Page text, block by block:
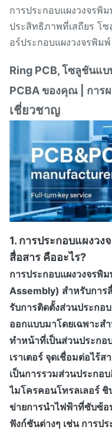
การประกอบแผงวงจรพิ
ประสิทธิภาพที่เสถียร โ
อร์ประกอบแผงวงจรพิมพ์
Ring PCB, โซลูชันแ
PCBA ของคุณ | การ
เชี่ยวชาญ
1. การประกอบแผงว
สื่อสาร คืออะไร?
การประกอบแผงวงจรพิ
Assembly) สำหรับการ
รับการติดตั้งส่วนประกอ
ออกแบบมาโดยเฉพาะส
ทำหน้าที่เป็นส่วนประกอ
เราเตอร์ จุดเชื่อมต่อไร้
เป็นการรวมส่วนประกอ
ไมโครคอนโทรลเลอร์
ข่ายการนำไฟฟ้าที่ซับซ้อ
ฟังก์ชันต่างๆ เช่น การป